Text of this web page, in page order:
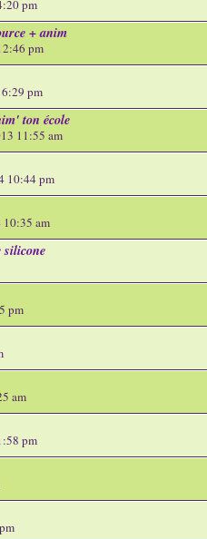
pm
+ anim
pm
pm
ton école
11:55 am
10:44 pm
am
silicone
pm
am
pm